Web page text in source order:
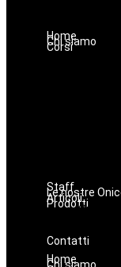
Home
Chi siamo
Corsi
Staff
Le nostre
Articoli
Prodotti
Prodotti
Contatti
Home